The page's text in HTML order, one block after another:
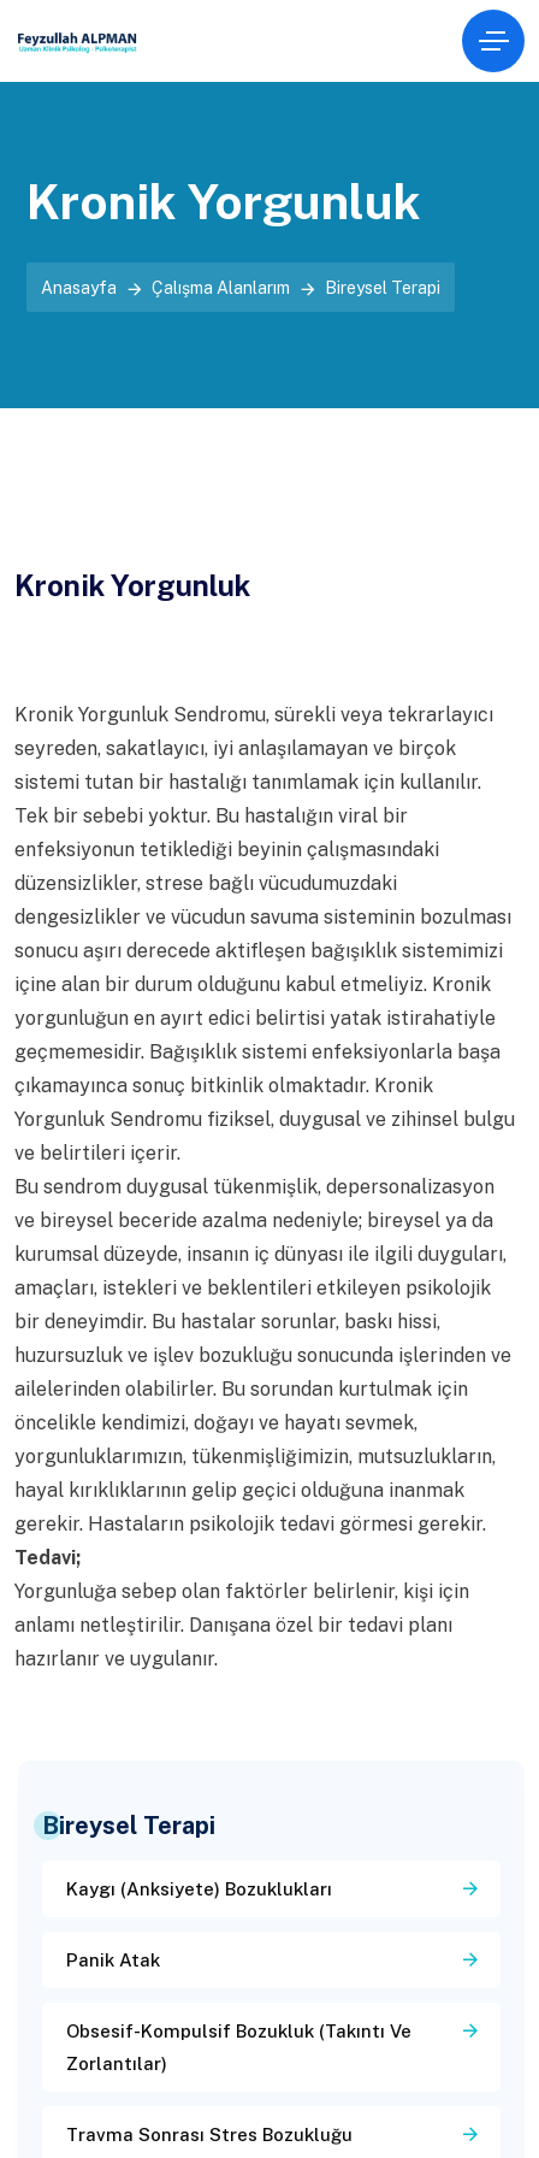
Kronik Yorgunluk
Anasayfa Çalışma Alanlarım Bireysel Terapi
Kronik Yorgunluk
Kronik Yorgunluk Sendromu, sürekli veya tekrarlayıcı
seyreden, sakatlayıcı, iyi anlaşılamayan ve birçok
sistemi tutan bir hastalığı tanımlamak için kullanılır.
Tek bir sebebi yoktur. Bu hastalığın viral bir
enfeksiyonun tetiklediği beyinin çalışmasındaki
düzensizlikler, strese bağlı vücudumuzdaki
dengesizlikler ve vücudun savuma sisteminin bozulması
sonucu aşırı derecede aktifleşen bağışıklık sistemimizi
içine alan bir durum olduğunu kabul etmeliyiz. Kronik
yorgunluğun en ayırt edici belirtisi yatak istirahatiyle
geçmemesidir. Bağışıklık sistemi enfeksiyonlarla başa
çıkamayınca sonuç bitkinlik olmaktadır. Kronik
Yorgunluk Sendromu fiziksel, duygusal ve zihinsel bulgu
ve belirtileri içerir.
Bu sendrom duygusal tükenmişlik, depersonalizasyon
ve bireysel beceride azalma nedeniyle; bireysel ya da
kurumsal düzeyde, insanın iç dünyası ile ilgili duyguları,
amaçları, istekleri ve beklentileri etkileyen psikolojik
bir deneyimdir. Bu hastalar sorunlar, baskı hissi,
huzursuzluk ve işlev bozukluğu sonucunda işlerinden ve
ailelerinden olabilirler. Bu sorundan kurtulmak için
öncelikle kendimizi, doğayı ve hayatı sevmek,
yorgunluklarımızın, tükenmişliğimizin, mutsuzlukların,
hayal kırıklıklarının gelip geçici olduğuna inanmak
gerekir. Hastaların psikolojik tedavi görmesi gerekir.
Tedavi;
Yorgunluğa sebep olan faktörler belirlenir, kişi için
anlamı netleştirilir. Danışana özel bir tedavi planı
hazırlanır ve uygulanır.
Bireysel Terapi
Kaygı (Anksiyete) Bozuklukları
Panik Atak
Obsesif-Kompulsif Bozukluk (Takıntı Ve
Zorlantılar)
Travma Sonrası Stres Bozukluğu